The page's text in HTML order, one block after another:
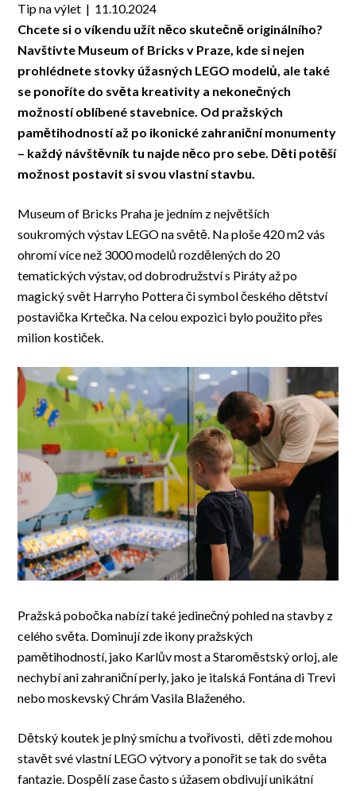
Tip na výlet | 11.10.2024
Chcete si o víkendu užít něco skutečně originálního?
Navštivte Museum of Bricks v Praze, kde si nejen
prohlédnete stovky úžasných LEGO modelů, ale také
se ponoříte do světa kreativity a nekonečných
možností oblíbené stavebnice. Od pražských
pamětihodností až po ikonické zahraniční monumenty
– každý návštěvník tu najde něco pro sebe. Děti potěší
možnost postavit si svou vlastní stavbu.
Museum of Bricks Praha je jedním z největších
soukromých výstav LEGO na světě. Na ploše 420 m2 vás
ohromí více než 3000 modelů rozdělených do 20
tematických výstav, od dobrodružství s Piráty až po
magický svět Harryho Pottera či symbol českého dětství
postavička Krtečka. Na celou expozici bylo použito přes
milion kostiček.
Pražská pobočka nabízí také jedinečný pohled na stavby z
celého světa. Dominují zde ikony pražských
pamětihodností, jako Karlův most a Staroměstský orloj, ale
nechybí ani zahraniční perly, jako je italská Fontána di Trevi
nebo moskevský Chrám Vasila Blaženého.
Dětský koutek je plný smíchu a tvořivosti, děti zde mohou
stavět své vlastní LEGO výtvory a ponořit se tak do světa
fantazie. Dospělí zase často s úžasem obdivují unikátní